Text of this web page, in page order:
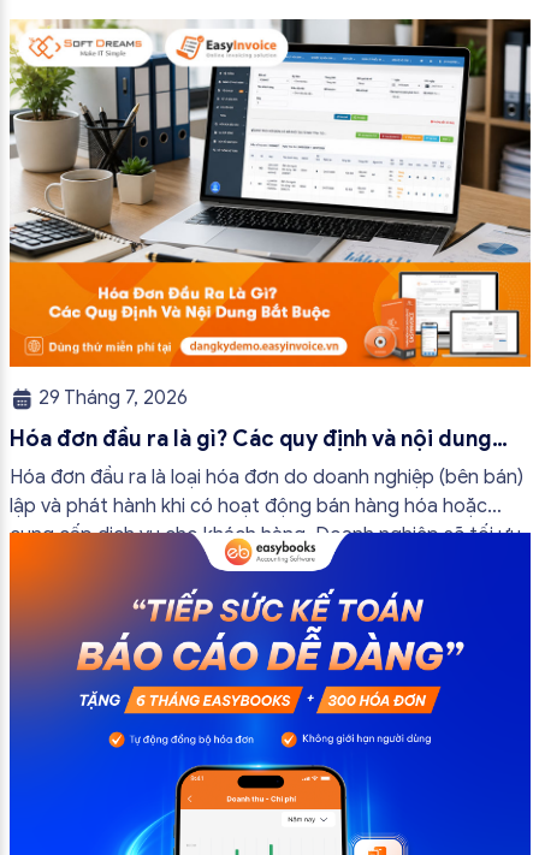
bài viết này, hóa đơn điện tử EasyInvoice sẽ chia sẻ 13
trường hợp hóa đơn điện tử không cần […]
29 Tháng 7, 2026
Hóa đơn đầu ra là gì? Các quy định và nội dung
bắt buộc mới nhất
Hóa đơn đầu ra là loại hóa đơn do doanh nghiệp (bên bán)
lập và phát hành khi có hoạt động bán hàng hóa hoặc
cung cấp dịch vụ cho khách hàng. Doanh nghiệp sẽ tối ưu
quy trình vận hành và tránh được những án phạt hành
chính không đáng có nếu nắm rõ […]